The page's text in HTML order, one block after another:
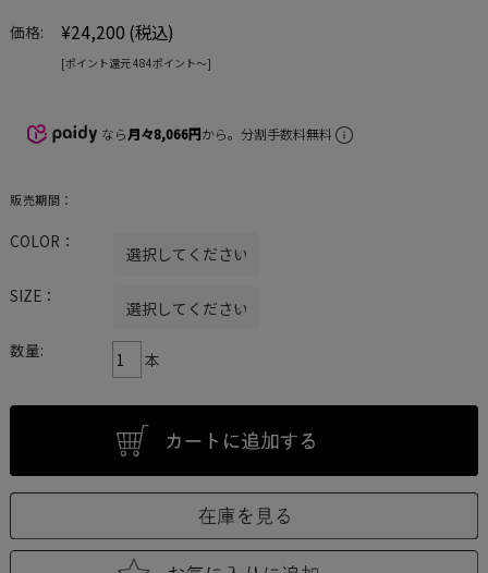
価格: ¥24,200 (税込)
[ポイント還元 484ポイント〜]
なら月々8,066円から。分割手数料無料
販売期間：
COLOR：
SIZE：
数量: 本